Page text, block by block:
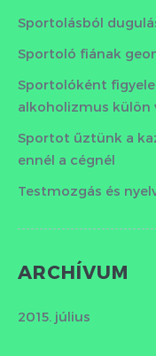
Sportolásból
Sportoló fiának
Sportolóként
alkoholizmus külön
Sportot űztünk a
ennél a cégnél
Testmozgás és
ARCHÍVUM
2015. július